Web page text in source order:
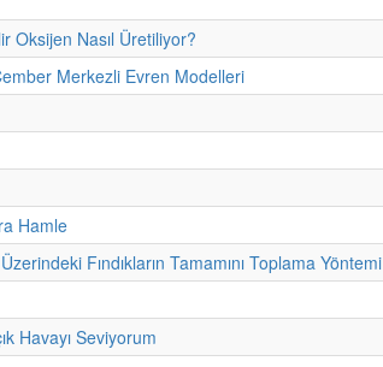
Oksijen Nasıl Üretiliyor?
Merkezli Evren Modelleri
Hamle
Fındıkların Tamamını Toplama Yöntemi
Havayı Seviyorum